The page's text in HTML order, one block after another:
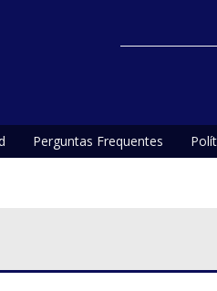
Perguntas Frequentes